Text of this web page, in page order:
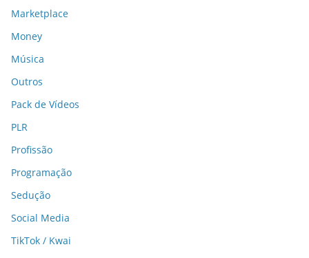
Marketplace
Money
Música
Outros
Pack de Vídeos
PLR
Profissão
Programação
Sedução
Social Media
TikTok / Kwai